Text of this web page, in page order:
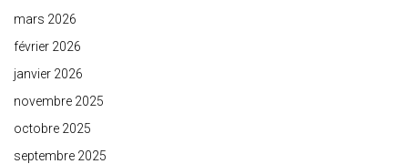
mars 2026
février 2026
janvier 2026
novembre 2025
octobre 2025
septembre 2025